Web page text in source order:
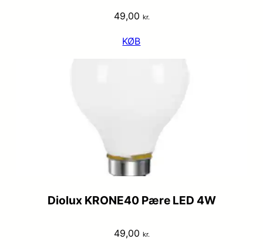
49,00 kr.
KØB
Diolux KRONE40 Pære LED 4W
49,00 kr.